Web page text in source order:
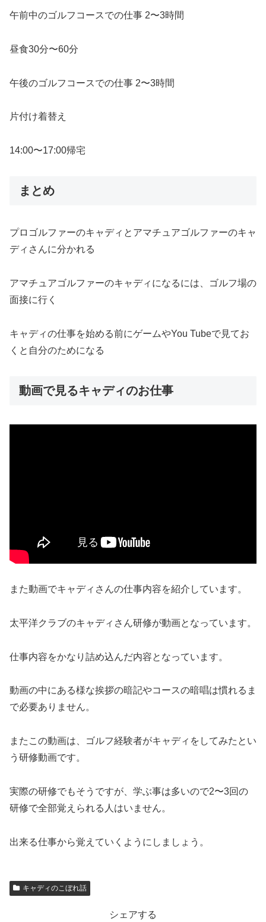
午前中のゴルフコースでの仕事 2〜3時間
昼食30分〜60分
午後のゴルフコースでの仕事 2〜3時間
片付け着替え
14:00〜17:00帰宅
まとめ
プロゴルファーのキャディとアマチュアゴルファーのキャ
ディさんに分かれる
アマチュアゴルファーのキャディになるには、
ゴルフ場の
面接に行く
キャディの仕事を始める前にゲームやYou Tubeで見てお
くと自分のためになる
動画で見るキャディのお仕事
また動画でキャディさんの仕事内容を紹介しています。
太平洋クラブのキャディさん研修が動画となっています。
仕事内容をかなり詰め込んだ内容となっています。
動画の中にある様な挨拶の暗記やコースの暗唱は慣れるま
で必要あ りません。
またこの動画は、
ゴルフ経験者がキャディをしてみたとい
う研修動画です。
実際の研修でもそうですが、学ぶ事は多いので2〜3回の
研修で全部覚えられる人はいません。
出来る仕事から覚えていくようにしましょう。
キャディのこぼれ話
シェアする